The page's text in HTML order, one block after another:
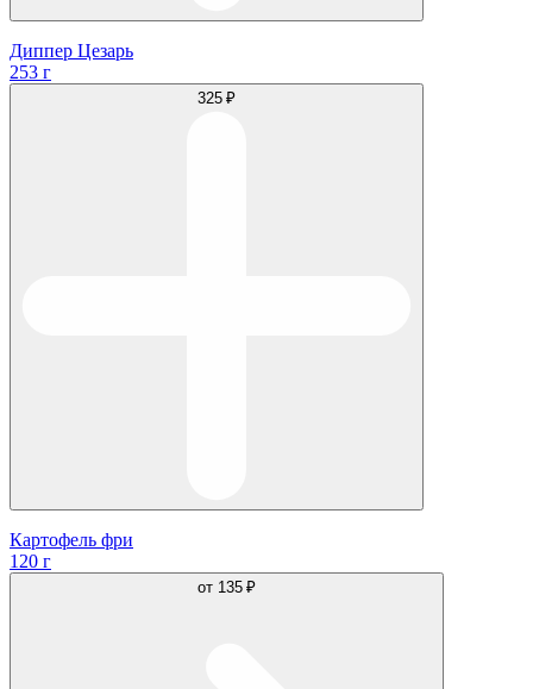
Диппер Цезарь
253 г
325 ₽
Картофель фри
120 г
от 135 ₽